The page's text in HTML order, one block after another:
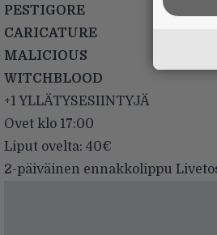
PESTIGORE
CARICATURE
MALICIOUS
WITCHBLOOD
+1 YLLÄTYSESIINTYJÄ
Ovet klo 17:00
Liput ovelta: 40€
2-päiväinen ennakkolippu